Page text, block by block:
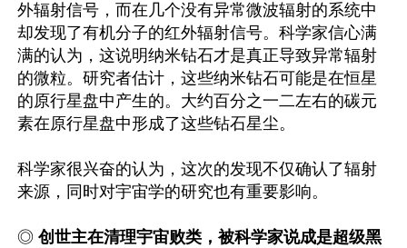
外辐射信号，而在几个没有异常微波辐射的系统中
却发现了有机分子的红外辐射信号。科学家信心满
满的认为，这说明纳米钻石才是真正导致异常辐射
的微粒。研究者估计，这些纳米钻石可能是在恒星
的原行星盘中产生的。大约百分之一二左右的碳元
素在原行星盘中形成了这些钻石星尘。
科学家很兴奋的认为，这次的发现不仅确认了辐射
来源，同时对宇宙学的研究也有重要影响。
◎ 创世主在清理宇宙败类，被科学家说成是超级黑